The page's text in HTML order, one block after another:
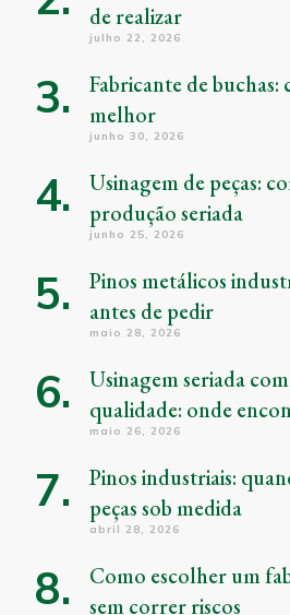
de realizar
julho 22, 2026
Fabricante de
melhor
junho 30, 2026
Usinagem de peças:
produção seriada
junho 25, 2026
Pinos metálicos
antes de pedir
maio 28, 2026
Usinagem seriada
qualidade: onde
maio 26, 2026
Pinos industriais:
peças sob medida
abril 28, 2026
Como escolher um
sem correr riscos